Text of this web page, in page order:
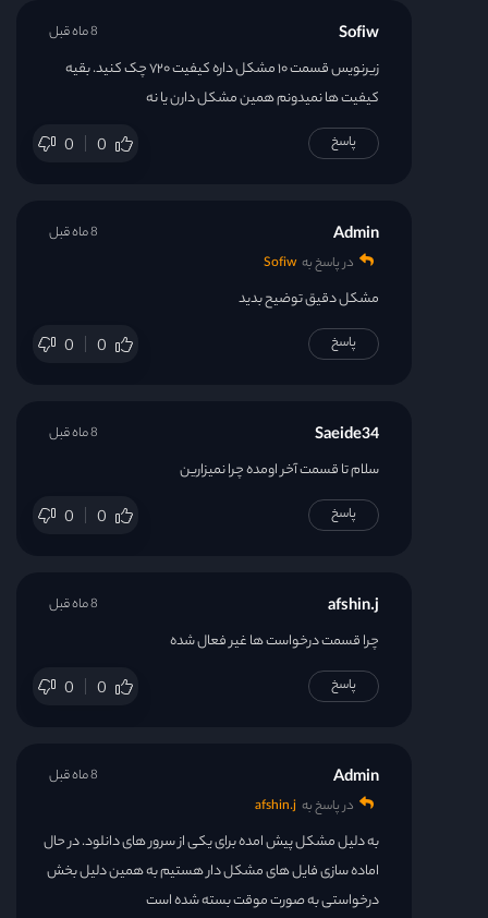
Sofiw
زیرنویس قسمت ۱۰ مشکل داره کیفیت ۷۲۰ چک کنید. بقیه
کیفیت ها نمیدونم همین مشکل دارن یا نه
0 0
8 ماه قبل
پاسخ
Admin
در پاسخ به Sofiw
مشکل دقیق توضیح بدید
0 0
8 ماه قبل
پاسخ
Saeide34
سلام تا قسمت آخر اومده چرا نمیزارین
0 0
8 ماه قبل
پاسخ
afshin.j
چرا قسمت درخواست ها غیر فعال شده
0 0
8 ماه قبل
پاسخ
Admin
در پاسخ به afshin.j
به دلیل مشکل پیش امده برای یکی از سرور های دانلود. در حال
اماده سازی فایل های مشکل دار هستیم به همین دلیل بخش
درخواستی به صورت موقت بسته شده است
8 ماه قبل